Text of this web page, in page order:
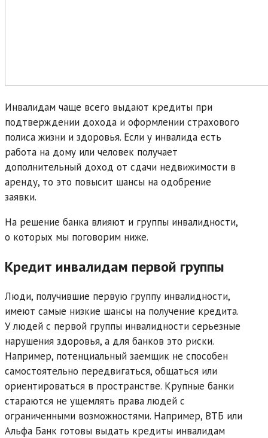
Инвалидам чаще всего выдают кредиты при
подтверждении дохода и оформлении страхового
полиса жизни и здоровья. Если у инвалида есть
работа на дому или человек получает
дополнительный доход от сдачи недвижимости в
аренду, то это повысит шансы на одобрение
заявки.
На решение банка влияют и группы инвалидности,
о которых мы поговорим ниже.
Кредит инвалидам первой группы
Люди, получившие первую группу инвалидности,
имеют самые низкие шансы на получение кредита.
У людей с первой группы инвалидности серьезные
нарушения здоровья, а для банков это риски.
Например, потенциальный заемщик не способен
самостоятельно передвигаться, общаться или
ориентироваться в пространстве. Крупные банки
стараются не ущемлять права людей с
ограниченными возможностями. Например, ВТБ или
Альфа Банк готовы выдать кредиты инвалидам